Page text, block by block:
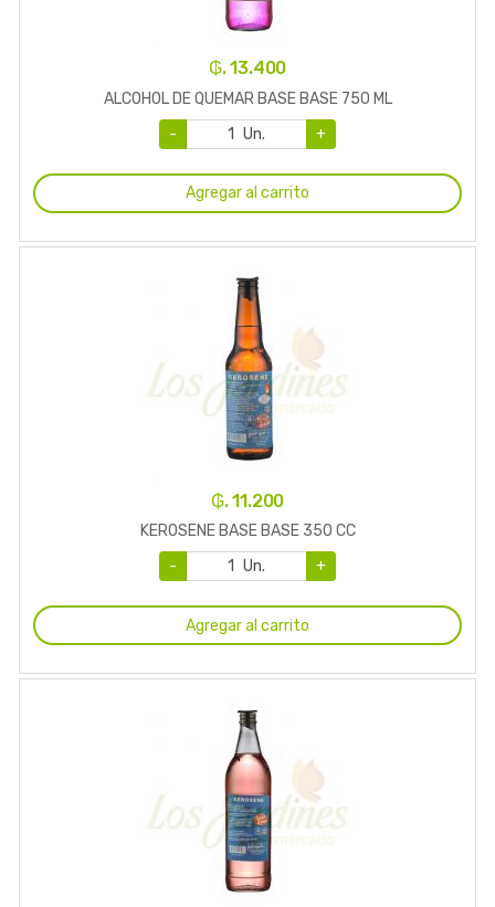
₲. 13.400
ALCOHOL DE QUEMAR BASE BASE 750 ML
-
Un. +
Agregar al carrito
₲. 11.200
KEROSENE BASE BASE 350 CC
-
Un. +
Agregar al carrito